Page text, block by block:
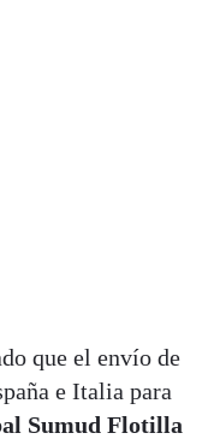
que el envío de
e Italia para
Sumud Flotilla